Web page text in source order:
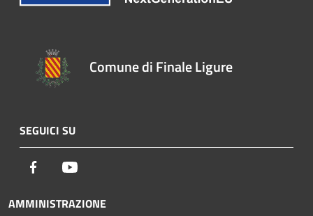
Comune di Finale Ligure
SEGUICI SU
Facebook
AMMINISTRAZIONE